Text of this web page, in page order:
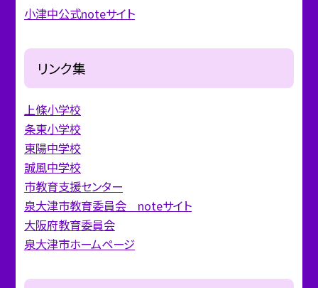
小津中公式noteサイト
リンク集
上條小学校
条東小学校
東陽中学校
誠風中学校
市教育支援センター
泉大津市教育委員会 noteサイト
大阪府教育委員会
泉大津市ホームページ